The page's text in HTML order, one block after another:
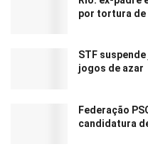
por tortura de
STF
jogos de azar
Federação
candidatura